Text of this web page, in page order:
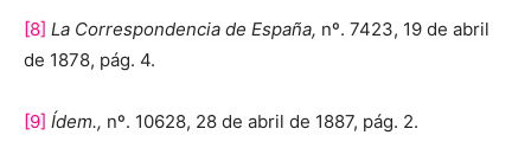
[8] La Correspondencia de España, nº. 7423, 19 de abril
de 1878, pág. 4.
[9] Ídem., nº. 10628, 28 de abril de 1887, pág. 2.